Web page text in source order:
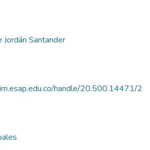
Santander
handle/20.500.14471/2